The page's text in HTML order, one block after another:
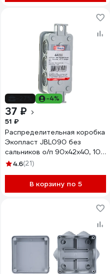
-4%
37 ₽
51 ₽
Распределительная коробка
Экопласт JBL090 без
сальников о/п 90х42х40, 10
выходов IP55 44055
4.6(21)
В корзину по 5